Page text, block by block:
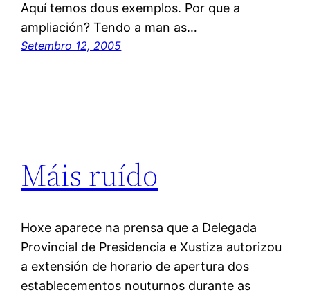
Aquí temos dous exemplos. Por que a
ampliación? Tendo a man as…
Setembro 12, 2005
Máis ruído
Hoxe aparece na prensa que a Delegada
Provincial de Presidencia e Xustiza autorizou
a extensión de horario de apertura dos
establecementos nouturnos durante as